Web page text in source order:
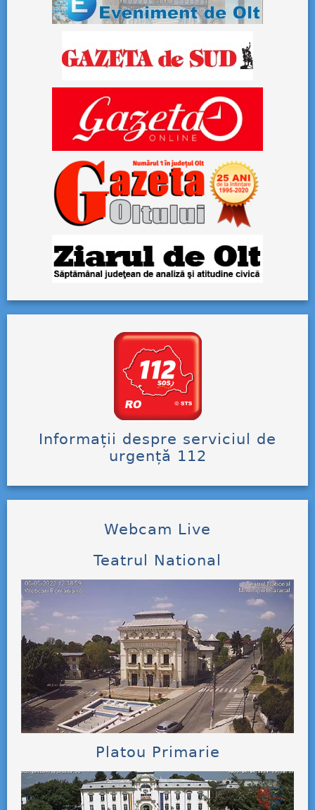
Informații despre serviciul de
urgență 112
Webcam Live
Teatrul National
Platou Primarie